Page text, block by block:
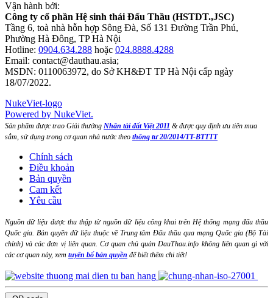
Vận hành bởi:
Công ty cổ phần Hệ sinh thái Đấu Thầu (HSTDT.,JSC)
Tầng 6, toà nhà hỗn hợp Sông Đà, Số 131 Đường Trần Phú,
Phường Hà Đông, TP Hà Nội
Hotline: 0904.634.288 hoặc 024.8888.4288
Email: contact@dauthau.asia;
MSDN: 0110063972, do Sở KH&ĐT TP Hà Nội cấp ngày
18/07/2022.
NukeViet-logo
Powered by NukeViet.
Sản phẩm được trao Giải thưởng Nhân tài đất Việt 2011 & được quy định ưu tiên mua
sắm, sử dụng trong cơ quan nhà nước theo thông tư 20/2014/TT-BTTTT
Chính sách
Điều khoản
Bản quyền
Cam kết
Yêu cầu
Nguồn dữ liệu được thu thập từ nguồn dữ liệu công khai trên Hệ thống mạng đấu thầu
Quốc gia. Bản quyền dữ liệu thuộc về Trung tâm Đấu thầu qua mạng Quốc gia (Bộ Tài
chính) và các đơn vị liên quan. Cơ quan chủ quản DauThau.info không liên quan gì với
các cơ quan này, xem tuyên bố bản quyền để biết thêm chi tiết!